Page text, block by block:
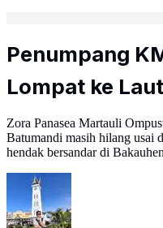
Penumpang
Lompat ke
Zora Panasea Martauli
Batumandi masih hilang usai
hendak bersandar di